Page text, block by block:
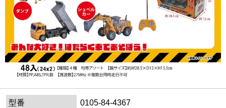
型番
0105-84-4367